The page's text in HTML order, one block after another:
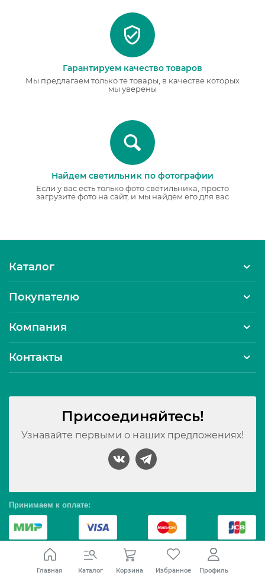
Гарантируем качество товаров
Мы предлагаем только те товары, в качестве которых
мы уверены
Найдем светильник по фотографии
Если у вас есть только фото светильника, просто
загрузите фото на сайт, и мы найдем его для вас
Каталог
Покупателю
Компания
Контакты
Присоединяйтесь!
Узнавайте первыми о наших предложениях!
Принимаем к оплате:
© 2010 – 2026 Интернет-магазин Северное сияние. Все
права защищены.Карта сайта
Главная Каталог Корзина Избранное Профиль